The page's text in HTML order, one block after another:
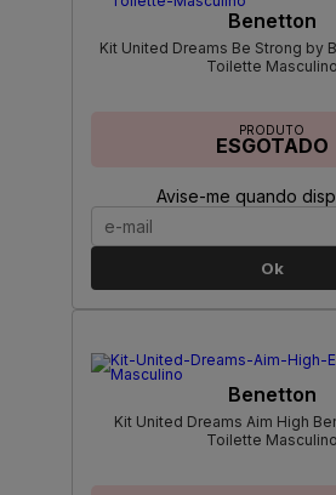
Benetton
Kit United Dreams Be Strong by
Toilette Masculino
PRODUTO
ESGOTADO
Avise-me quando
Ok
Benetton
Kit United Dreams Aim High
Toilette Masculino